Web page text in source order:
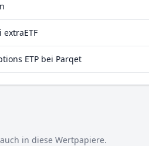
ETP bei Parqet
in diese Wertpapiere.